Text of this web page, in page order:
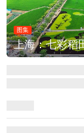
观赏期